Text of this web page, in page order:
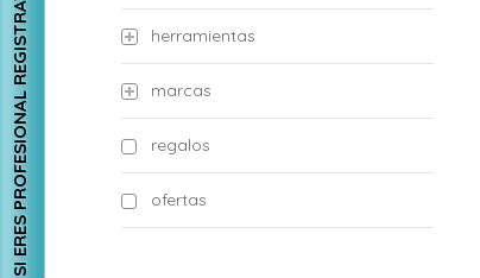
SI ERES PROFESIONAL REGISTRATE herramientas
marcas
regalos
ofertas